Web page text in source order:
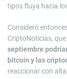
tipos fluya hacia
Consideró
CriptoNoticias, que
septiembre
bitcoin y las
reaccionar con